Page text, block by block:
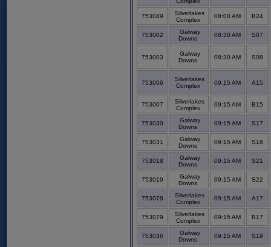
753049
Silverlakes
Complex
08:00 AM B24
753002
Galway
Downs
08:30 AM S07
753003
Galway
Downs
08:30 AM S08
753006
Silverlakes
Complex
09:15 AM A15
753007
Silverlakes
Complex
09:15 AM B15
753030
Galway
Downs
09:15 AM S17
753031
Galway
Downs
09:15 AM S18
753018
Galway
Downs
09:15 AM S21
753019
Galway
Downs
09:15 AM S22
753078
Silverlakes
Complex
09:15 AM A17
753079
Silverlakes
Complex
09:15 AM B17
753036
Galway
Downs
09:15 AM S19